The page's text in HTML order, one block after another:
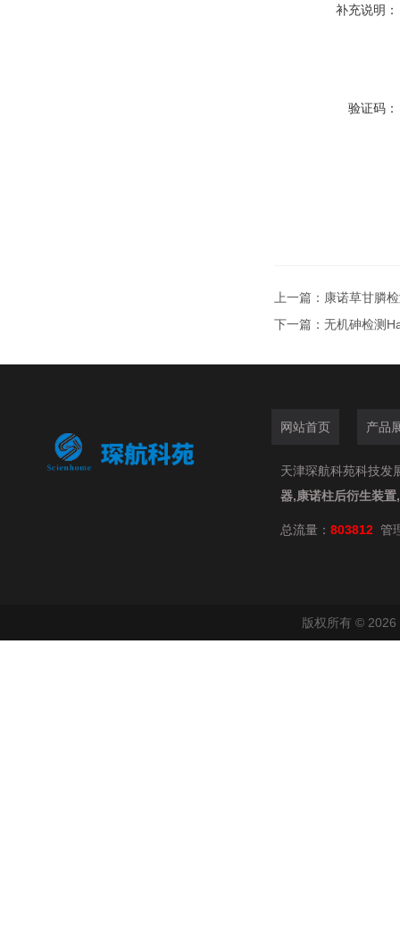
补充说明：
验证码：
上一篇： 康诺草甘膦
下一篇： 无机砷检测
网站首页 产品
天津琛航科苑科技发
器,康诺柱后衍生装
总流量： 803812 管
版权所有 ©